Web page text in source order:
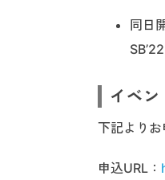
同日
イベ
下記よりお
申込URL：